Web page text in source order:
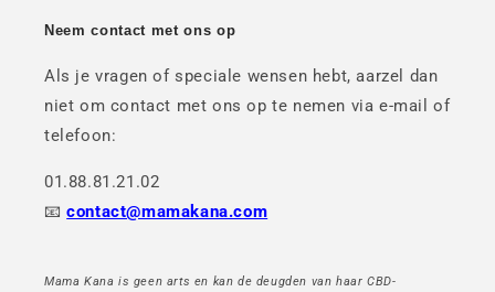
Neem contact met ons op
Als je vragen of speciale wensen hebt, aarzel dan
niet om contact met ons op te nemen via e-mail of
telefoon:
01.88.81.21.02
📧contact@mamakana.com
Mama Kana is geen arts en kan de deugden van haar CBD-